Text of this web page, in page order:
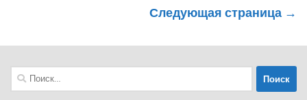
Следующая страница →
Найти: